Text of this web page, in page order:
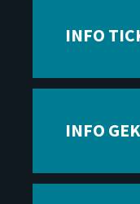
INFO
INFO